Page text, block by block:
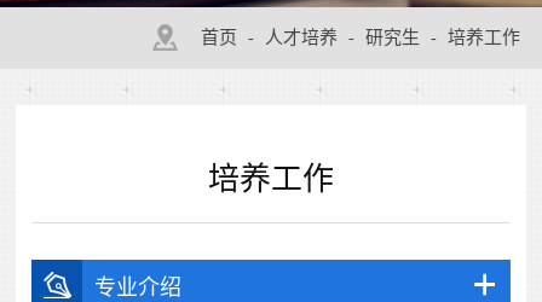
首页 - 人才培养 - 研究生 - 培养工作
培养工作
专业介绍